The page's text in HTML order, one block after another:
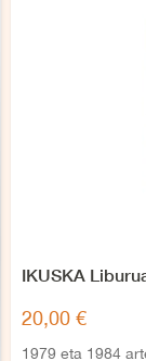
IKUSKA
20,00 €
1979 eta 1984